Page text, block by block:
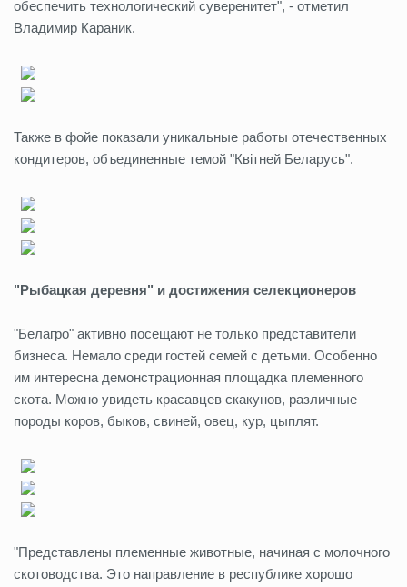
обеспечить технологический суверенитет", - отметил
Владимир Караник.
Также в фойе показали уникальные работы отечественных
кондитеров, объединенные темой "Квiтней Беларусь".
"Рыбацкая деревня" и достижения селекционеров
"Белагро" активно посещают не только представители
бизнеса. Немало среди гостей семей с детьми. Особенно
им интересна демонстрационная площадка племенного
скота. Можно увидеть красавцев скакунов, различные
породы коров, быков, свиней, овец, кур, цыплят.
"Представлены племенные животные, начиная с молочного
скотоводства. Это направление в республике хорошо